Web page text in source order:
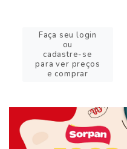
Faça seu login
ou
cadastre-se
para ver preços
e comprar